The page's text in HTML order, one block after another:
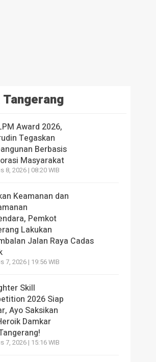
Award 2026,
Tegaskan
Berbasis
Masyarakat
8, 2026 | 08:20 WIB
Keamanan dan
Pemkot
Lakukan
Jalan Raya Cadas
7, 2026 | 19:56 WIB
Skill
2026 Siap
Ayo Saksikan
Damkar
7, 2026 | 15:16 WIB